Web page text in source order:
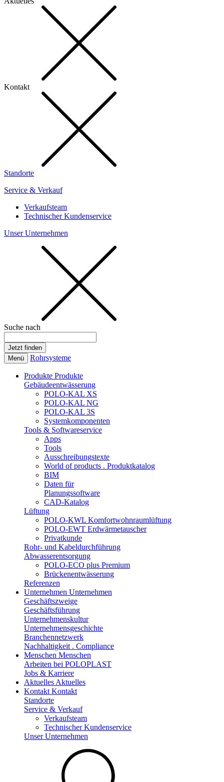
Kontakt
Standorte
Service & Verkauf
Verkaufsteam
Technischer Kundenservice
Unser Unternehmen
Suche nach
Menü Rohrsysteme
Produkte Produkte
Gebäudeentwässerung
POLO-KAL XS
POLO-KAL NG
POLO-KAL 3S
Systemkomponenten
Tools & Softwareservice
Apps
Tools
Ausschreibungstexte
World of products . Produktkatalog
BIM
Daten für
Planungssoftware
CAD-Katalog
Lüftung
POLO-KWL Komfortwohnraumlüftung
POLO-EWT Erdwärmetauscher
Privatkunde
Rohr- und Kabeldurchführung
Abwasserentsorgung
POLO-ECO plus Premium
Brückenentwässerung
Referenzen
Unternehmen Unternehmen
Geschäftszweige
Geschäftsführung
Unternehmenskultur
Unternehmensgeschichte
Branchennetzwerk
Nachhaltigkeit . Compliance
Menschen Menschen
Arbeiten bei POLOPLAST
Jobs & Karriere
Aktuelles Aktuelles
Kontakt Kontakt
Standorte
Service & Verkauf
Verkaufsteam
Technischer Kundenservice
Unser Unternehmen